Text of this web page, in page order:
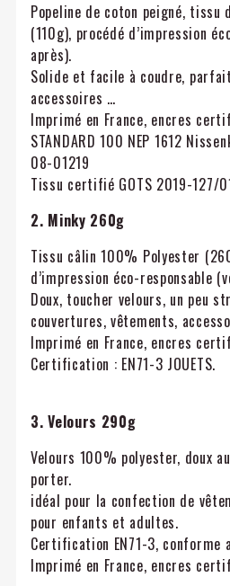
Popeline de coton peigné, tissu
(110g), procédé d’impression
après).
Solide et facile à coudre,
accessoires …
Imprimé en France, encres
STANDARD 100 NEP 1612
08-01219
Tissu certifié GOTS 2019-127/
2. Minky 260g
Tissu câlin 100% Polyester
d’impression éco-responsable
Doux, toucher velours, un peu
couvertures, vêtements,
Imprimé en France, encres
Certification : EN71-3 JOUETS.
3. Velours 290g
Velours 100% polyester, doux
porter.
idéal pour la confection de
pour enfants et adultes.
Certification EN71-3, conforme
Imprimé en France, encres